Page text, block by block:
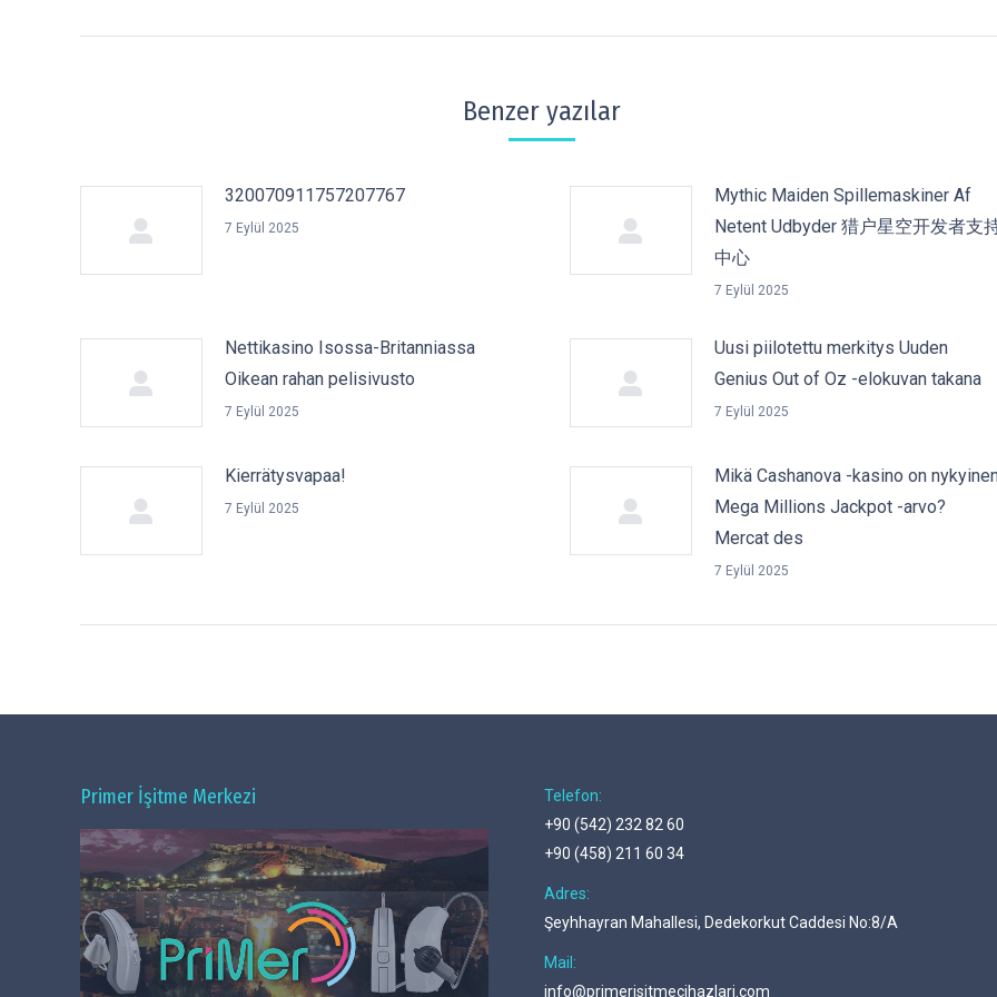
Benzer yazılar
320070911757207767
7 Eylül 2025
Mythic Maiden Spillemaskiner Af
Netent Udbyder 猎户星空开发者支
中心
7 Eylül 2025
Nettikasino Isossa-Britanniassa
Oikean rahan pelisivusto
7 Eylül 2025
Uusi piilotettu merkitys Uuden
Genius Out of Oz -elokuvan takana
7 Eylül 2025
Kierrätysvapaa!
7 Eylül 2025
Mikä Cashanova -kasino on
Mega Millions Jackpot -arvo?
Mercat des
7 Eylül 2025
Primer İşitme Merkezi
Telefon:
+90 (542) 232 82 60
+90 (458) 211 60 34
Adres:
Şeyhhayran Mahallesi, Dedekorkut Caddesi No:8/A
Mail:
info@primerisitmecihazlari.com